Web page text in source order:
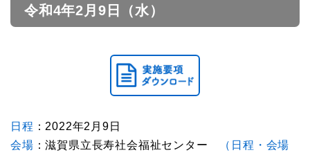
令和4年2月9日（水）
日程 ：2022年2月9日
会場 ：滋賀県立長寿社会福祉センター
（日程・会場